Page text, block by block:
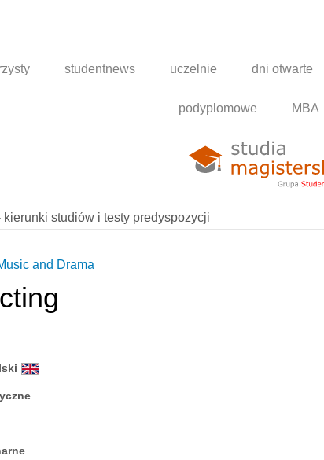
studentnews uczelnie dni otwarte
podyplomowe MBA
studiów i testy predyspozycji
and Drama